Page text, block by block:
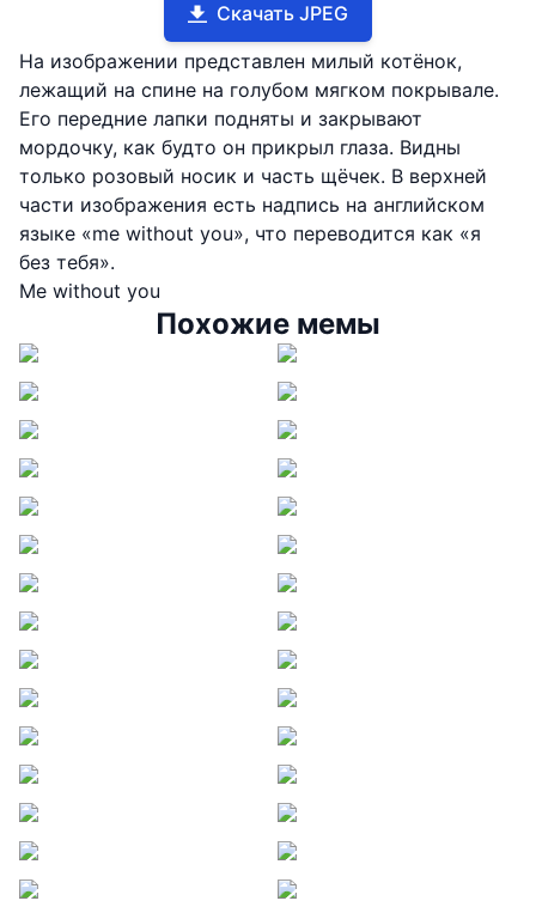
Скачать JPEG
На изображении представлен милый котёнок,
лежащий на спине на голубом мягком покрывале.
Его передние лапки подняты и закрывают
мордочку, как будто он прикрыл глаза. Видны
только розовый носик и часть щёчек. В верхней
части изображения есть надпись на английском
языке «me without you», что переводится как «я
без тебя».
Me without you
Похожие мемы